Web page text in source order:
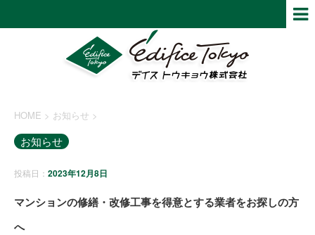
HOME > お知らせ >
お知らせ
投稿日： 2023年12月8日
マンションの修繕・改修工事を得意とする業者をお探しの方
へ